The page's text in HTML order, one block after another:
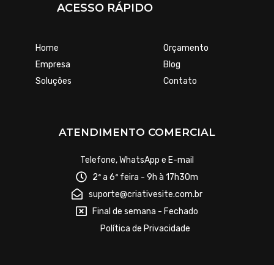
ACESSO RÁPIDO
Home
Empresa
Soluções
Orçamento
Blog
Contato
ATENDIMENTO COMERCIAL
Telefone, WhatsApp e E-mail
2ª a 6ª feira - 9h à 17h30m
suporte@criativesite.com.br
Final de semana - Fechado
Política de Privacidade